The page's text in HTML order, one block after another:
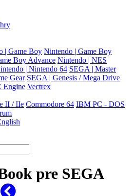
| Game Boy Nintendo | Game Boy
Boy Advance Nintendo | NES
| Nintendo 64 SEGA | Master
Gear SEGA | Genesis / Mega Drive
Engine Vectrex
II / IIe Commodore 64 IBM PC - DOS
pre SEGA